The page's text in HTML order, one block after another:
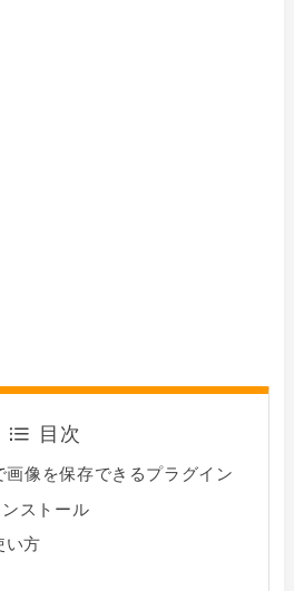
目次
像を保存できるプラグイン
ストール
い方